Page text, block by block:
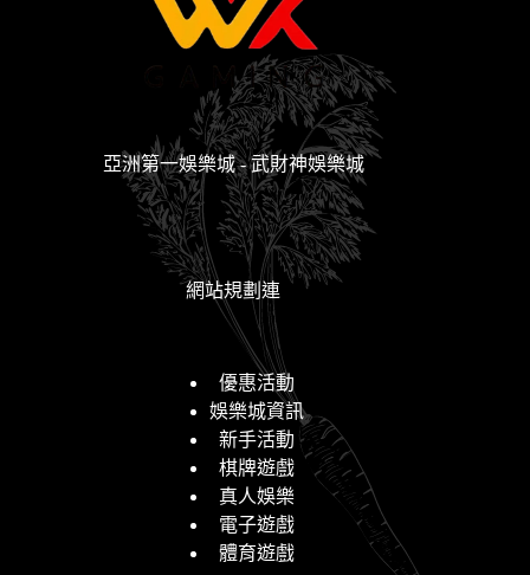
亞洲第一娛樂城 - 武財神娛樂城
網站規劃連
優惠活動
娛樂城資訊
新手活動
棋牌遊戲
真人娛樂
電子遊戲
體育遊戲